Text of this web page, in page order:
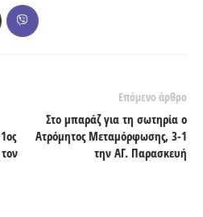
Επόμενο άρθρο
Στο μπαράζ για τη σωτηρία ο
Ατρόμητος Μεταμόρφωσης, 3-1
την ΑΓ. Παρασκευή